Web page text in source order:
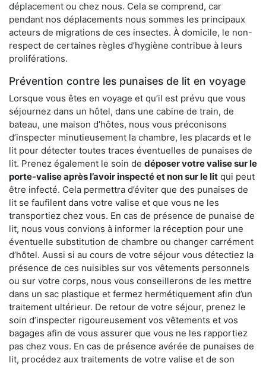
déplacement ou chez nous. Cela se comprend, car
pendant nos déplacements nous sommes les principaux
acteurs de migrations de ces insectes. À domicile, le non-
respect de certaines règles d’hygiène contribue à leurs
proliférations.
Prévention contre les punaises de lit en voyage
Lorsque vous êtes en voyage et qu’il est prévu que vous
séjournez dans un hôtel, dans une cabine de train, de
bateau, une maison d’hôtes, nous vous préconisons
d’inspecter minutieusement la chambre, les placards et le
lit pour détecter toutes traces éventuelles de punaises de
lit. Prenez également le soin de déposer votre valise sur le
porte-valise après l’avoir inspecté et non sur le lit qui peut
être infecté. Cela permettra d’éviter que des punaises de
lit se faufilent dans votre valise et que vous ne les
transportiez chez vous. En cas de présence de punaise de
lit, nous vous convions à informer la réception pour une
éventuelle substitution de chambre ou changer carrément
d’hôtel. Aussi si au cours de votre séjour vous détectiez la
présence de ces nuisibles sur vos vêtements personnels
ou sur votre corps, nous vous conseillerons de les mettre
dans un sac plastique et fermez hermétiquement afin d’un
traitement ultérieur. De retour de votre séjour, prenez le
soin d’inspecter rigoureusement vos vêtements et vos
bagages afin de vous assurer que vous ne les rapportiez
pas chez vous. En cas de présence avérée de punaises de
lit, procédez aux traitements de votre valise et de son